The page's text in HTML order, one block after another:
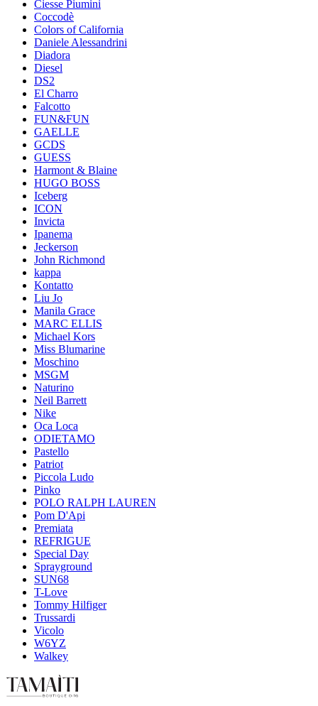
Ciesse Piumini
Coccodè
Colors of California
Daniele Alessandrini
Diadora
Diesel
DS2
El Charro
Falcotto
FUN&FUN
GAELLE
GCDS
GUESS
Harmont & Blaine
HUGO BOSS
Iceberg
ICON
Invicta
Ipanema
Jeckerson
John Richmond
kappa
Kontatto
Liu Jo
Manila Grace
MARC ELLIS
Michael Kors
Miss Blumarine
Moschino
MSGM
Naturino
Neil Barrett
Nike
Oca Loca
ODIETAMO
Pastello
Patriot
Piccola Ludo
Pinko
POLO RALPH LAUREN
Pom D'Api
Premiata
REFRIGUE
Special Day
Sprayground
SUN68
T-Love
Tommy Hilfiger
Trussardi
Vicolo
W6YZ
Walkey